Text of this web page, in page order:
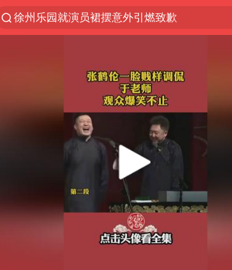
徐州乐园就演员裙摆意外引燃致歉
贾冰私人饭局被偷拍
路虎卫士110 HSE限时降价
我国发现稀散金属独立新矿物——乌斯河锗矿
上海鼓励居家办公
部分银行上调存款利率
小沈阳加盟《披荆斩棘》
新疆生产建设兵团生态环境局原局长被查
朱一龙的鼻子怎么了
4.2平卫生间补漏注胶花1.55万